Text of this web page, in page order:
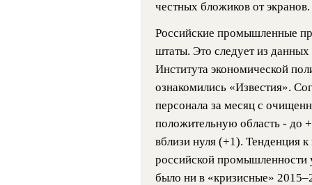
честных бложиков от
Российские промышленные
штаты. Это следует из
Института экономической
ознакомились «Известия».
персонала за месяц с
положительную область - до
вблизи нуля (+1). Тенденция
российской промышленности
было ни в «кризисные»